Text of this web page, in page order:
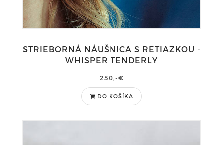
STRIEBORNÁ NÁUŠNICA S RETIAZKOU -
WHISPER TENDERLY
250,-€
DO KOŠÍKA